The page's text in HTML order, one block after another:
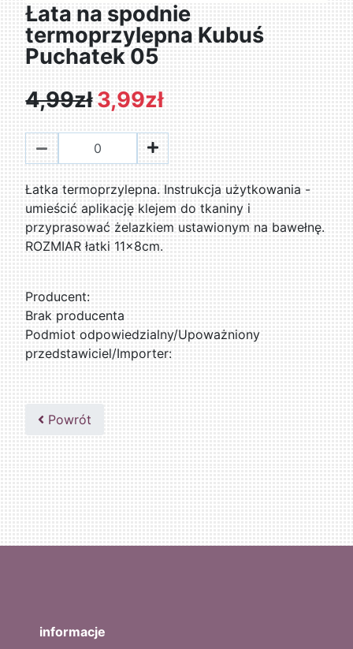
Łata na spodnie
termoprzylepna Kubuś
Puchatek 05
4,99zł 3,99zł
Łatka termoprzylepna. Instrukcja użytkowania -
umieścić aplikację klejem do tkaniny i
przyprasować żelazkiem ustawionym na bawełnę.
ROZMIAR łatki 11x8cm.
Producent:
Brak producenta
Podmiot odpowiedzialny/Upoważniony
przedstawiciel/Importer:
Powrót
informacje